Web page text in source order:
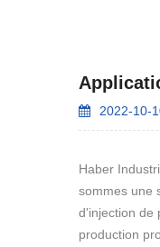
2022-10-
Haber
sommes une
d'injection de
production